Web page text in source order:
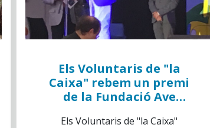
Els Voluntaris de "la
Caixa" rebem un premi
de la Fundació Ave
Els Voluntaris de "la Caixa"